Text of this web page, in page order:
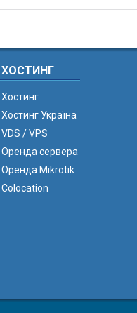
ХОСТИНГ
Хостинг
Хостинг Україна
VDS / VPS
Оренда сервера
Оренда Mikrotik
Colocation